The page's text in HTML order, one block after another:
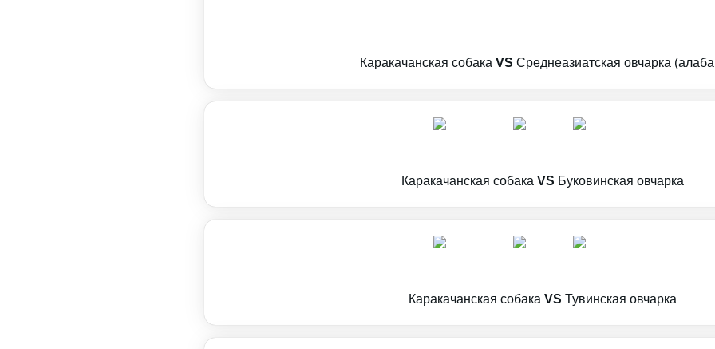
Каракачанская собака VS Среднеазиатская овчарка
Каракачанская собака VS Буковинская овчарка
Каракачанская собака VS Тувинская овчарка